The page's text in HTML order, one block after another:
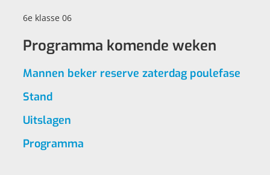
6e klasse 06
Programma komende weken
Mannen beker reserve zaterdag poulefase
Stand
Uitslagen
Programma